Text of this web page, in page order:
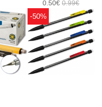
0.50€0.99€
-50%